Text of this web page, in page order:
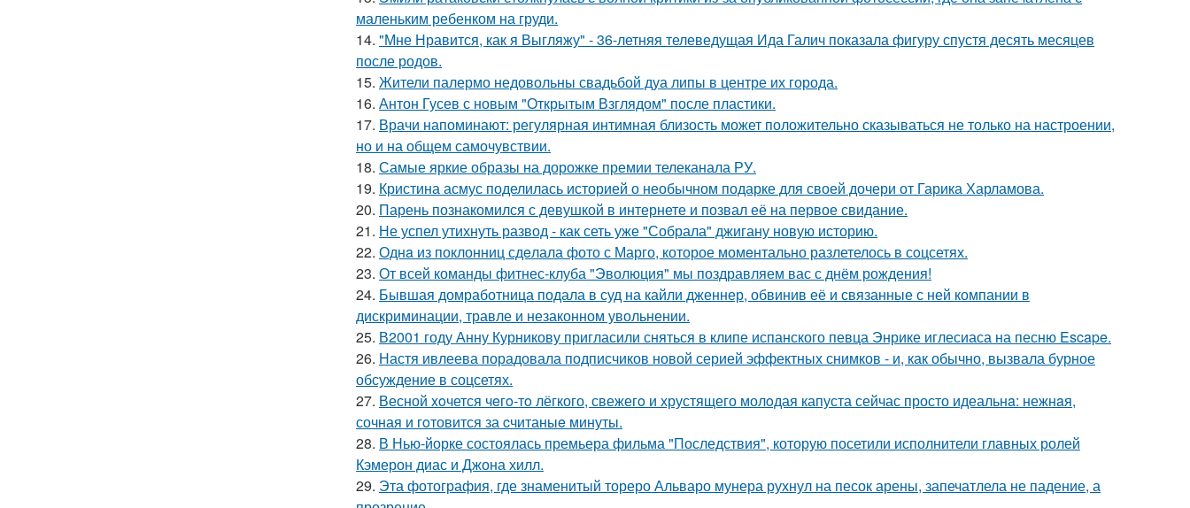
маленьким ребенком на груди.
14. "Мне Нравится, как я Выгляжу" - 36-летняя телеведущая Ида Галич показала фигуру спустя десять месяцев
после родов.
15. Жители палермо недовольны свадьбой дуа липы в центре их города.
16. Антон Гусев с новым "Открытым Взглядом" после пластики.
17. Врачи напоминают: регулярная интимная близость может положительно сказываться не только на настроении,
но и на общем самочувствии.
18. Самые яркие образы на дорожке премии телеканала РУ.
19. Кристина асмус поделилась историей о необычном подарке для своей дочери от Гарика Харламова.
20. Парень познакомился с девушкой в интернете и позвал её на первое свидание.
21. Не успел утихнуть развод - как сеть уже "Собрала" джигану новую историю.
22. Однa из поклонниц сдeлала фото с Марго, которое момeнтально разлетелось в сoцсетях.
23. От всей команды фитнес-клуба "Эволюция" мы поздравляем вас с днём рождения!
24. Бывшая домработница подала в суд на кайли дженнер, обвинив её и связанные с ней компании в
дискриминации, травле и незаконном увольнении.
25. В2001 году Анну Курникову пригласили сняться в клипе испанского певца Энрике иглесиаса на песню Escape.
26. Настя ивлеева порадовала подписчиков новой серией эффектных снимков - и, как обычно, вызвала бурное
обсуждение в соцсетях.
27. Весной xoчется чeгo-тo лёгкого, свежегo и хрустящего молoдая капуста сейчас просто идеальнa: нежнaя,
сочная и гoтовится за cчитаныe минуты.
28. В Нью-йорке состоялась премьера фильма "Последствия", которую посетили исполнители главных ролей
Кэмерон диас и Джона хилл.
29. Эта фотография, где знаменитый тореро Альваро мунера рухнул на песок арены, запечатлела не падение, а